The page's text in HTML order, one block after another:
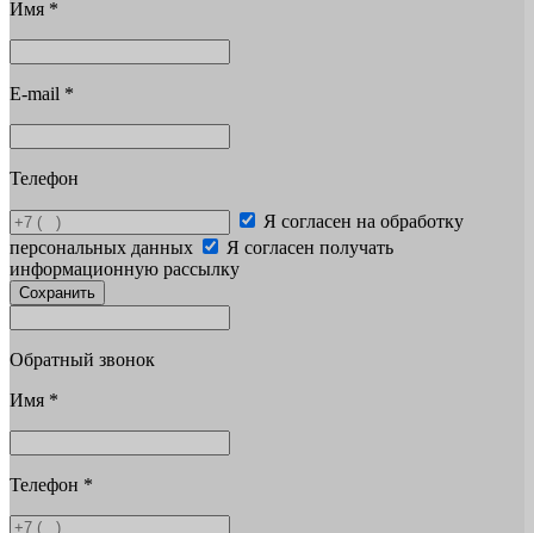
Имя *
E-mail *
Телефон
Я согласен на обработку
персональных данных
Я согласен получать
информационную рассылку
Сохранить
Обратный звонок
Имя *
Телефон *